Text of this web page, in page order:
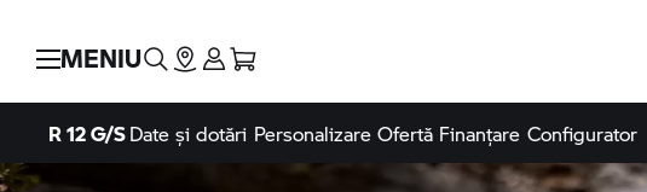
MENIU
R 12 G/SDate și dotări Personalizare Ofertă Finanțare Configurator